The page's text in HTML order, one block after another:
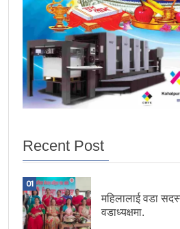
Recent Post
01
महिलालाई वडा
वडाध्यक्षमा.